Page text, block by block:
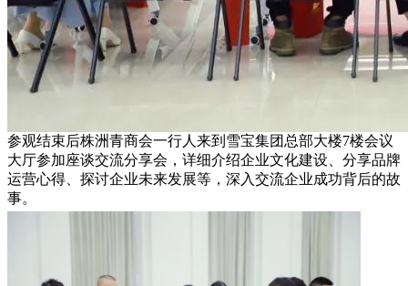
参观结束后株洲青商会一行人来到雪宝集团总部大楼7楼会议
大厅参加座谈交流分享会，详细介绍企业文化建设、分享品牌
运营心得、探讨企业未来发展等，深入交流企业成功背后的故
事。